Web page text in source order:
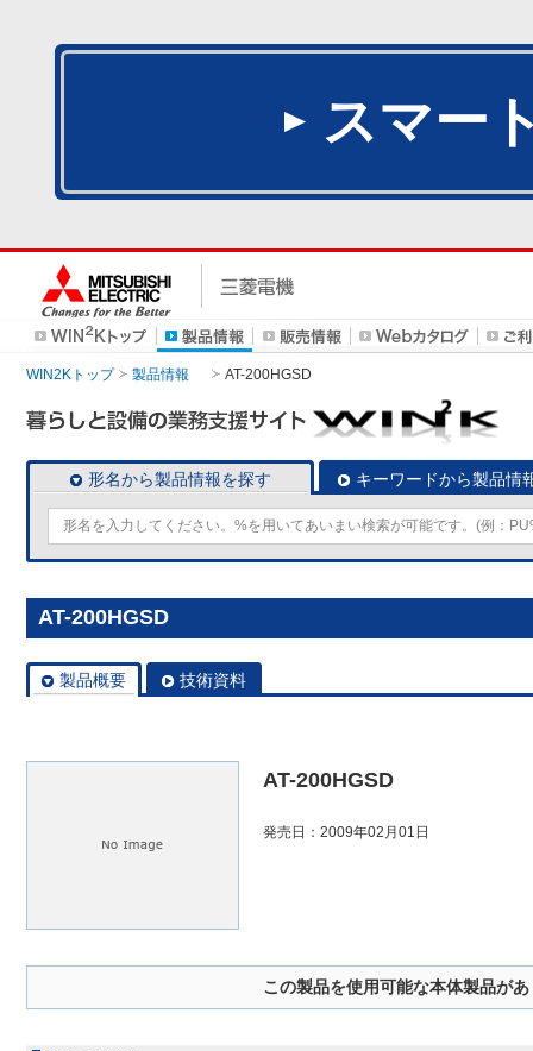
スマー
WIN2Kトップ 製品情報 AT-200HGSD
形名から製品情報を探す キーワードから製品情
AT-200HGSD
製品概要 技術資料
AT-200HGSD
発売日：2009年02月01日
この製品を使用可能な本体製品が